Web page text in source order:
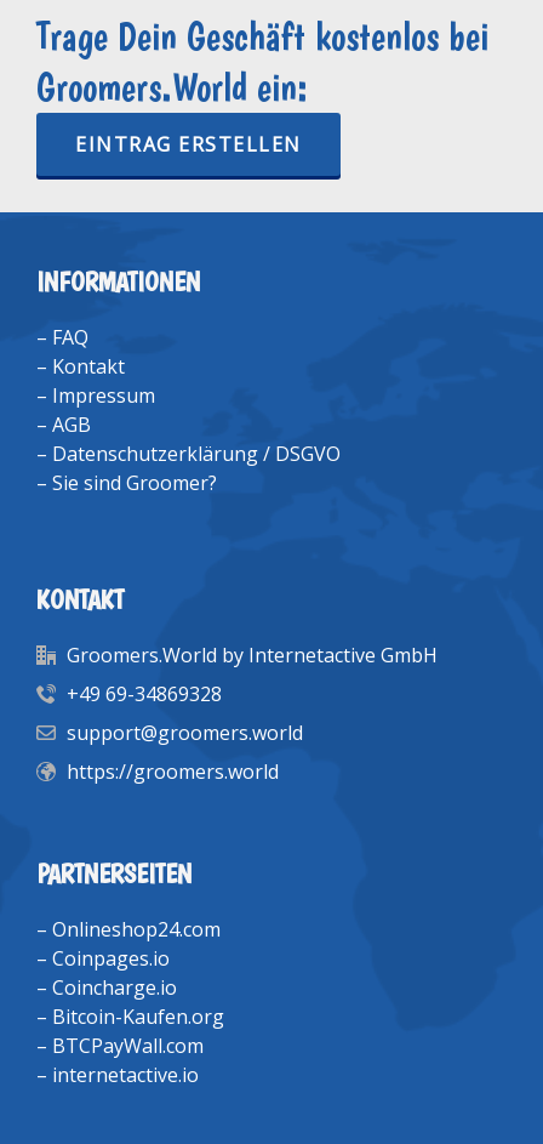
Trage Dein Geschäft kostenlos bei
Groomers.World ein:
EINTRAG ERSTELLEN
INFORMATIONEN
– FAQ
– Kontakt
– Impressum
– AGB
– Datenschutzerklärung / DSGVO
– Sie sind Groomer?
KONTAKT
Groomers.World by Internetactive GmbH
+49 69-34869328
support@groomers.world
https://groomers.world
PARTNERSEITEN
– Onlineshop24.com
– Coinpages.io
– Coincharge.io
– Bitcoin-Kaufen.org
– BTCPayWall.com
– internetactive.io